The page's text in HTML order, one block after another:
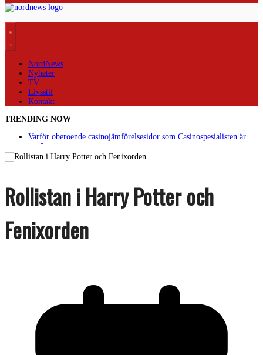
NordNews
Nyheter
TV
Livsstil
Kontakt
TRENDING NOW
Varför oberoende casinojämförelsesidor som Casinospesialisten är
avgörande
Picknickbord utomhus i olika modeller för trädgård och offentlig
Det fysiologiska teknikskiftet: Den medicinska utvecklingen öppnar
nya dörrar
Rollistan i Harry Potter och
Fenixorden